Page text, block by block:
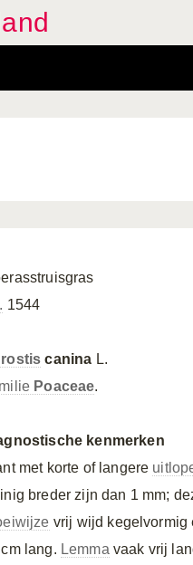
1544
canina L.
Poaceae.
kenmerken
met korte of langere
breder zijn dan 1 mm;
vrij wijd kegelvormig
lang. Lemma vaak vrij